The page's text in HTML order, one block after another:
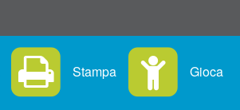
Stampa Gioca